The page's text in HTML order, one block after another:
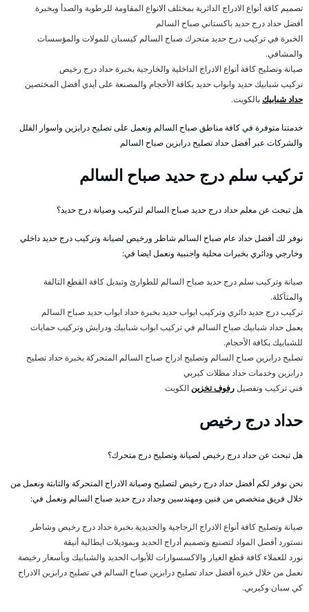
تصميم كافة أنواع الادراج الدائرية بمختلف الانواع المقاومة للرطوبة والصدأ وبخبرة
أفضل حداد درج حديد باكستاني صباح السالم
الخبرة في تركيب درج حديد متحرك صباح السالم كيسبان للمولات والمؤسسات
والمشافي.
صيانة وتصليح كافة أنواع الادراج الداخلية والخارجية بخبرة حداد درج رخيص
تركيب شبابيك حديد وابواب حديد بكافة الأحجام والمصنعة على أيدي أفضل المختصين
حداد شبابيك بالكويت.
خدمتنا متوفرة في كافة مناطق صباح السالم ونعمل على تصليح درابزين واسوار الفلل
والشركات عبر أفضل حداد تصليح درابزين صباح السالم
تركيب سلم درج حديد صباح السالم
هل تبحث عن معلم حداد درج حديد صباح السالم لتركيب وصيانة درج حديد؟
نوفر لك أفضل حداد عام صباح السالم شاطر ورخيص لصيانة وتركيب درج حديد داخلي
وخارجي ودائري بخبرات محلية واجنبية ونعمل ايضا في:
صيانة وتركيب سلم درج حديد صباح السالم للطوارئ وتبديل كافة القطع التالفة
والمتآكلة.
تركيب درج حديد دائري وتركيب ابواب حديد بخبرة حداد ابواب حديد صباح السالم
يعمل حداد شبابيك صباح السالم في تركيب ابواب شبابيك ودرايش وتركيب حمايات
للشبابيك بكافة الأحجام.
تصليح درابزين صباح السالم وتصليح ادراج صباح السالم المتحركة بخبرة حداد تصليح
درابزين وخدمات حداد مظلات كيربي
فني تركيب وتفصيلرفوف تخزينالكويت
حداد درج رخيص
هل تبحث عن حداد درج رخيص لصيانة وتصليح درج متحرك؟
نحن نوفر لكم أفضل حداد درج رخيص لتصليح وصيانة الادراج المتحركة والثابتة ونعمل من
خلال فريق متخصص من فنين ومهندسين وحداد درج حديد صباح السالم ونعمل في:
صيانة وتصليح كافة أنواع الادراج الزجاجية والحديدية بخبرة حداد درج رخيص وشاطر
نستورد أفضل المواد لتصنيع وتصميم أدراج الحديد وبموديلات ايطالية أنيقة
نورد للعملاء كافة قطع الغيار والاكسسوارات للأبواب الحديد والشبابيك وبأسعار رخيصة
نعمل من خلال خبرة أفضل حداد تصليح درابزين صباح السالم في تصليح درابزين الادراج
كي سبان وكيربي.